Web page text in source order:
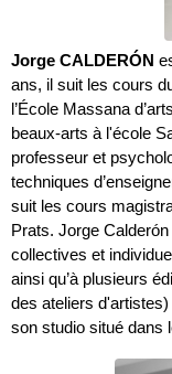
Jorge CALDERÓN
ans, il suit les cours
l’École Massana
beaux-arts à l'école
professeur et
techniques
suit les cours
Prats. Jorge
collectives et
ainsi qu’à plusieurs
des ateliers
son studio situé dans